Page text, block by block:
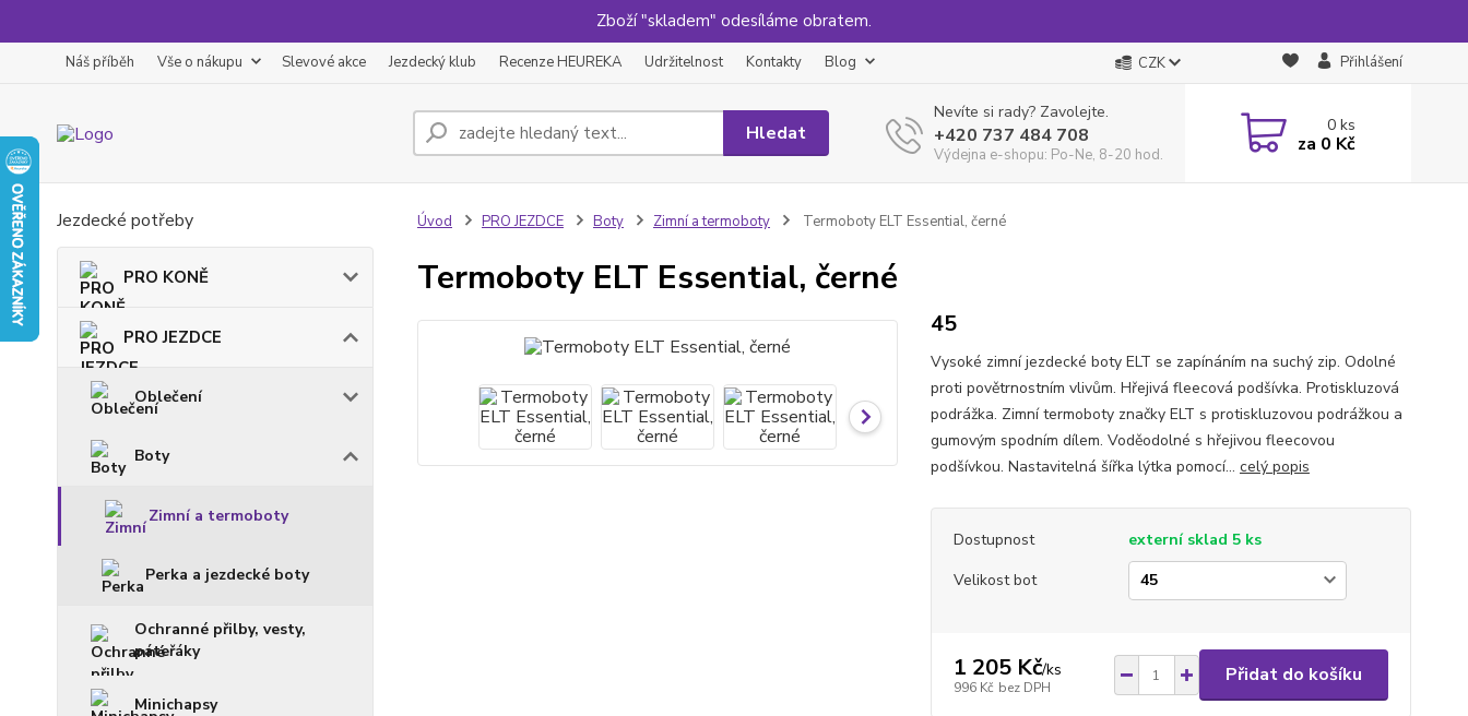
Zboží "skladem" odesíláme obratem.
Náš příběh Vše o nákupu Slevové akce Jezdecký klub Recenze HEUREKA Udržitelnost Kontakty Blog CZK Přihlášení
Hledat
Nevíte si rady? Zavolejte.
+420 737 484 708
Výdejna e-shopu: Po-Ne, 8-20 hod.
0ks
za 0 Kč
Jezdecké potřeby
PRO KONĚ
PRO JEZDCE
Oblečení
Boty
Zimní a termoboty
Perka a jezdecké boty
Ochranné přilby, vesty,
páteřáky
Minichapsy
Úvod PRO JEZDCE Boty Zimní a termoboty Termoboty ELT Essential, černé
Termoboty ELT Essential, černé
45
Vysoké zimní jezdecké boty ELT se zapínáním na suchý zip. Odolné
proti povětrnostním vlivům. Hřejivá fleecová podšívka. Protiskluzová
podrážka. Zimní termoboty značky ELT s protiskluzovou podrážkou a
gumovým spodním dílem. Voděodolné s hřejivou fleecovou
podšívkou. Nastavitelná šířka lýtka pomocí... celý popis
Dostupnost
externí sklad 5 ks
Velikost bot
1 205 Kč/ks
996 Kč bez DPH
Přidat do košíku